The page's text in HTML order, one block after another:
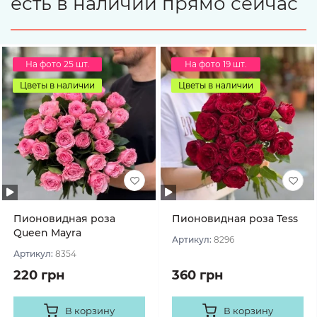
На фото 25 шт.
Цветы в наличии
Пионовидная роза
Queen Mayra
Артикул: 8354
220 грн
В корзину
На фото 19 шт.
Цветы в наличии
Пионовидная роза Tess
Артикул: 8296
360 грн
В корзину